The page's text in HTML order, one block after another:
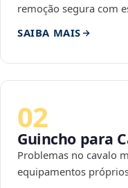
remoção segura com
SAIBA MAIS
02
Guincho para
Problemas no cavalo
equipamentos